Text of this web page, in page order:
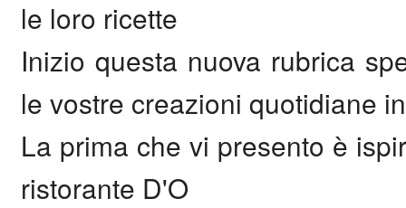
le loro ricette
Inizio questa nuova rubrica
le vostre creazioni quotidiane
La prima che vi presento è
ristorante D'O